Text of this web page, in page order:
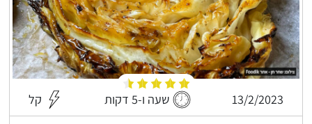
13/2/2023 שעה ו-5 דקות קל